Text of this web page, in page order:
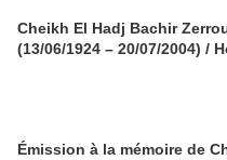
Cheikh El Hadj Bachir
(13/06/1924 – 20/07/2004) /
Émission à la mémoire de